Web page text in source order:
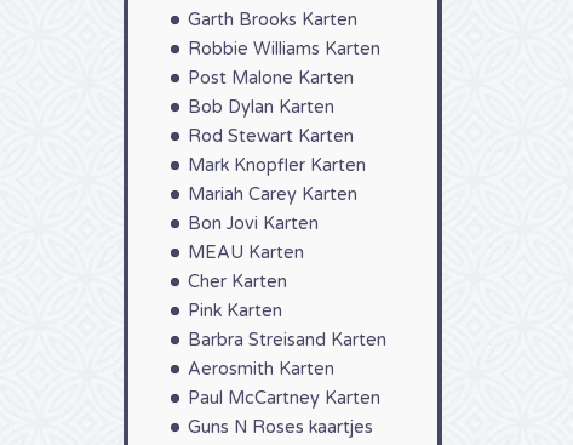
Garth Brooks Karten
Robbie Williams Karten
Post Malone Karten
Bob Dylan Karten
Rod Stewart Karten
Mark Knopfler Karten
Mariah Carey Karten
Bon Jovi Karten
MEAU Karten
Cher Karten
Pink Karten
Barbra Streisand Karten
Aerosmith Karten
Paul McCartney Karten
Guns N Roses kaartjes